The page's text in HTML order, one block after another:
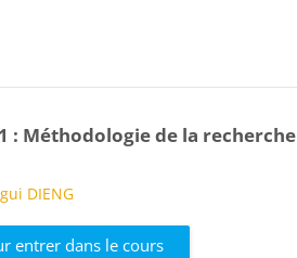
: Méthodologie de la recherche
DIENG
entrer dans le cours